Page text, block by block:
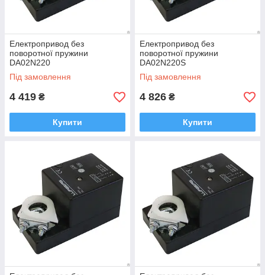
Електропривод без
поворотної пружини
DA02N220
Під замовлення
4 419 ₴
Купити
Електропривод без
поворотної пружини
DA02N220S
Під замовлення
4 826 ₴
Купити